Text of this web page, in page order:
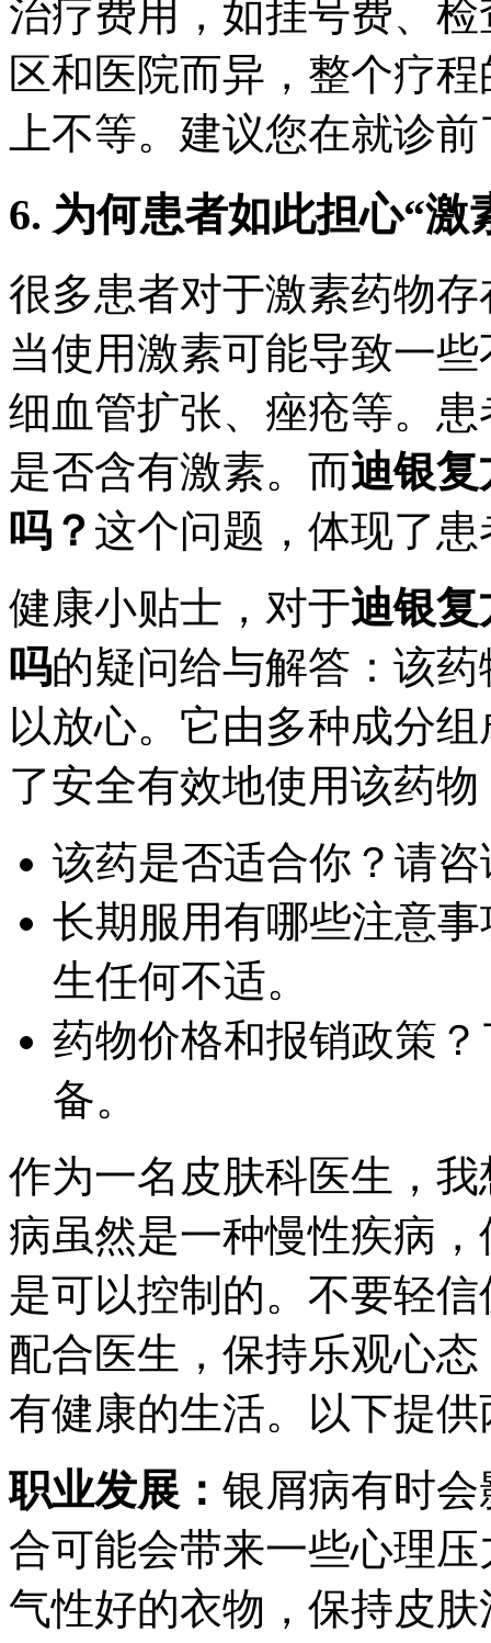
治疗费用，如挂号费、
区和医院而异，整个疗
上不等。建议您在就诊
6. 为何患者如此担心“激
很多患者对于激素药物
当使用激素可能导致一
细血管扩张、痤疮等。
是否含有激素。而迪银
吗？ 这个问题，体现了
健康小贴士，对于迪银
吗的疑问给与解答：该
以放心。它由多种成分
了安全有效地使用该药
该药是否适合你？请
长期服用有哪些注意
生任何不适。
药物价格和报销政策
备。
作为一名皮肤科医生，
病虽然是一种慢性疾病
是可以控制的。不要轻
配合医生，保持乐观心
有健康的生活。以下提
职业发展： 银屑病有时
合可能会带来一些心理
气性好的衣物，保持皮